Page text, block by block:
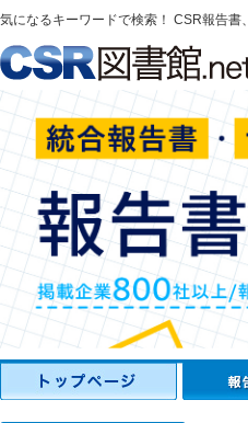
気になるキーワードで検索！ CSR報告書